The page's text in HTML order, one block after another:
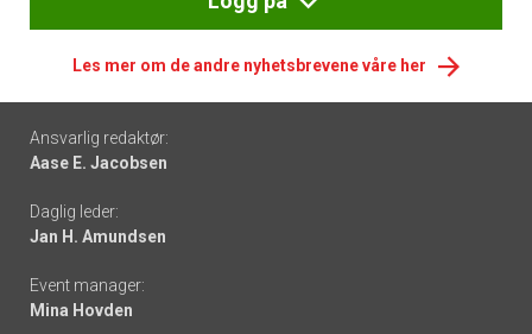
Les mer om de andre nyhetsbrevene våre her
Footer
-
links
Ansvarlig redaktør:
Aase E. Jacobsen
Daglig leder:
Jan H. Amundsen
Event manager:
Mina Hovden